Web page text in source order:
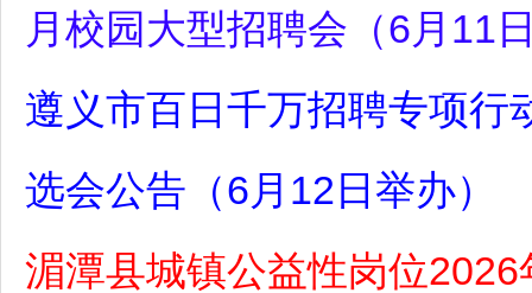
月校园大型招聘会（6月11
遵义市百日千万招聘专项行
选会公告（6月12日举办）
湄潭县城镇公益性岗位